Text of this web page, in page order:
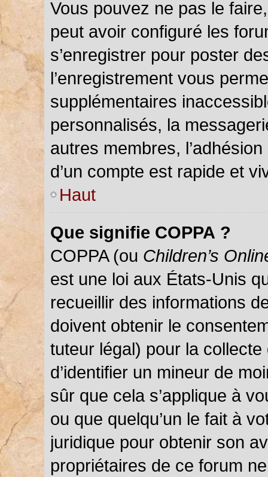
Vous pouvez ne pas le
peut avoir configuré les
s’enregistrer pour poster
l’enregistrement vous
supplémentaires
personnalisés, la
autres membres,
d’un compte est rapide et
Haut
Que signifie COPPA ?
COPPA (ou Children’s
est une loi aux États-Unis
recueillir des informations
doivent obtenir le
tuteur légal) pour la
d’identifier un mineur de
sûr que cela s’applique à
ou que quelqu’un le fait à
juridique pour obtenir son
propriétaires de ce forum